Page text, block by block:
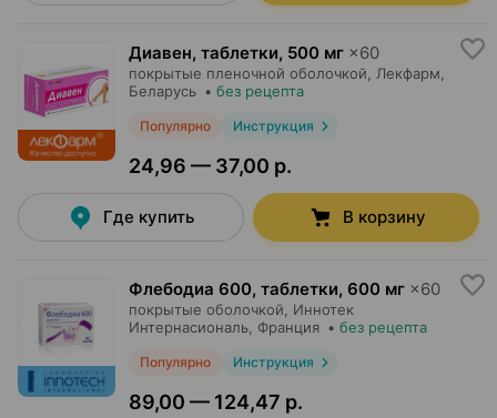
Диавен, таблетки, 500 мг ×60
покрытые пленочной оболочкой, Лекфарм
Беларусь • без рецепта
Популярно Инструкция
24,96 — 37,00 р.
Где купить В корзину
Флебодиа 600, таблетки, 600 мг ×60
покрытые оболочкой,
Иннотек
Интернасиональ , Франция • без рецепта
Популярно Инструкция
89,00 — 124,47 р.